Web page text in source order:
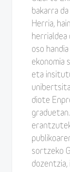
bakarra
Herria,
herrialdea
oso
ekonomia
eta
diote
sortzeko